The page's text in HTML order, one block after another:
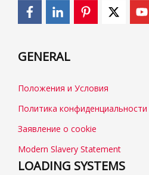
GENERAL
Положения и Условия
Политика конфиденциальности
Заявление о cookie
Modern Slavery Statement
LOADING SYSTEMS